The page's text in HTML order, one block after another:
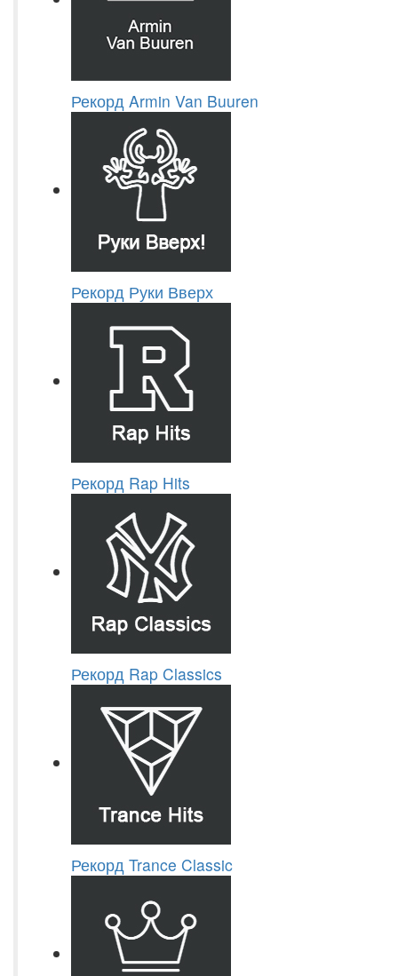
Рекорд Armin Van Buuren
Рекорд Руки Вверх
Рекорд Rap Hits
Рекорд Rap Classics
Рекорд Trance Classic